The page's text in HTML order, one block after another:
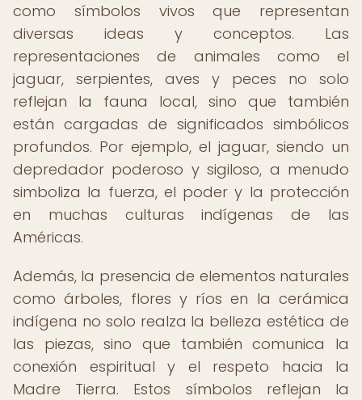
como símbolos vivos que representan
diversas ideas y conceptos. Las
representaciones de animales como el
jaguar, serpientes, aves y peces no solo
reflejan la fauna local, sino que también
están cargadas de significados simbólicos
profundos. Por ejemplo, el jaguar, siendo un
depredador poderoso y sigiloso, a menudo
simboliza la fuerza, el poder y la protección
en muchas culturas indígenas de las
Américas.
Además, la presencia de elementos naturales
como árboles, flores y ríos en la cerámica
indígena no solo realza la belleza estética de
las piezas, sino que también comunica la
conexión espiritual y el respeto hacia la
Madre Tierra. Estos símbolos reflejan la